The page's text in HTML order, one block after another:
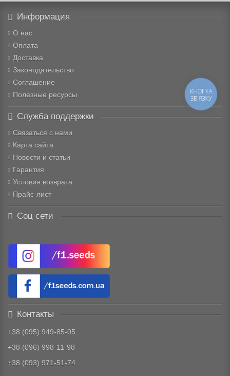
Информация
О нас
Оплата
Доставка
Законодательство
Соглашение
Полезные ресурсы
Служба поддержки
Связаться с нами
Карта сайта
Новости и статьи
Гарантия
Условия возврата
Прайс-лист
Соц сети
Контакты
+38 (095) 949-85-05
+38 (096) 998-11-98
+38 (093) 971-51-74
КНОПКА
ЗВ'ЯЗКУ